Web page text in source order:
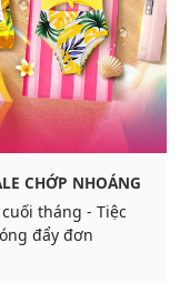
CHỚP NHOÁNG
tháng - Tiệc
đẩy đơn